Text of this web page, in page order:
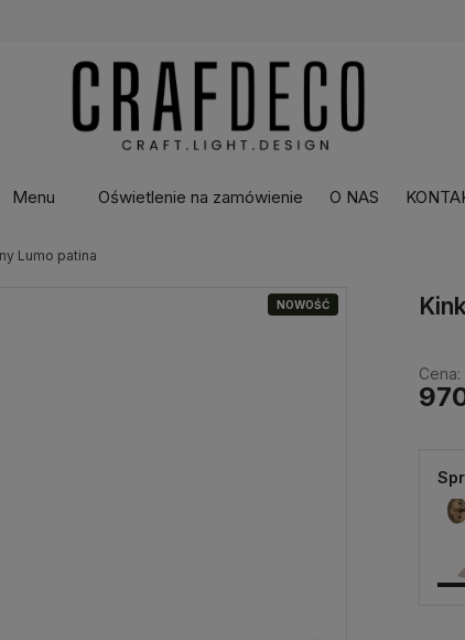
Menu Oświetlenie na zamówienie O NAS
Lumo patina
NOWOŚĆ
Cena: